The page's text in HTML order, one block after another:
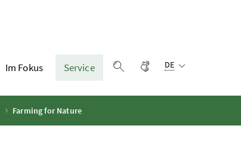
Im Fokus
Service
Gebärdensprache
DE
Farming for Nature